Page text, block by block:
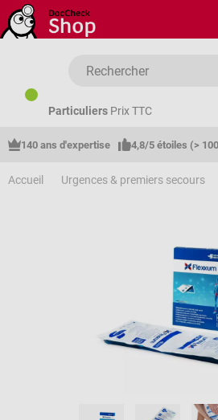
Passer au contenu principal
Particuliers Prix TTC
140 ans d'expertise 4,8/5 étoiles (>
Accueil Urgences & premiers secours